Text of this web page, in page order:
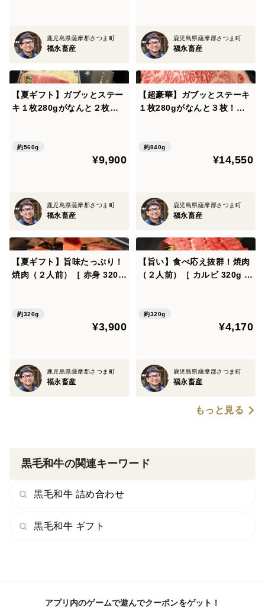
鹿児島県薩摩郡さつま町
福永畜産
鹿児島県薩摩郡さつま町
福永畜産
【夏ギフト】ガブッとステー
キ１枚280gがなんと２枚！
つま福永牛 受賞歴多数［お取
り寄せ 贈り物 誕生日 おすす
約560g
¥9,900
鹿児島県薩摩郡さつま町
福永畜産
【超豪華】ガブッとステーキ
１枚280gがなんと３枚！［
ま福永牛 受賞歴多数［お肉
お取り寄せ 贈り物 誕生日 ギ
約840g
¥14,550
鹿児島県薩摩郡さつま町
福永畜産
【夏ギフト】旨味たっぷり！
焼肉（２人前）［ 赤身 320g
牛肉 お取り寄せ 贈り物 誕生
日 ギフト 焼肉 おすすめ 贈答
約320g
¥3,900
鹿児島県薩摩郡さつま町
福永畜産
【旨い】食べ応え抜群！焼肉
（２人前）［ カルビ 320g ］
ト お肉 お取り寄せ 贈り物 誕
生日 ギフト 焼肉 おすすめ 贈
約320g
¥4,170
鹿児島県薩摩郡さつま町
福永畜産
もっと見る
黒毛和牛の関連キーワード
黒毛和牛 詰め合わせ
黒毛和牛 ギフト
アプリ内のゲームで遊んでクーポンをゲット！